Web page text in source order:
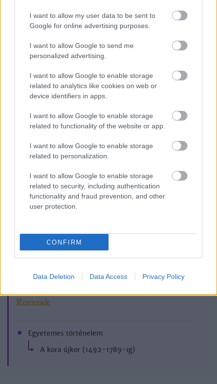
I want to allow my user data to be sent to
Google for online advertising purposes.
I want to allow Google to send me
personalized advertising.
I want to allow Google to enable storage
related to analytics like cookies on web or
device identifiers in apps.
I want to allow Google to enable storage
related to functionality of the website or app.
I want to allow Google to enable storage
related to personalization.
I want to allow Google to enable storage
related to security, including authentication
functionality and fraud prevention, and other
user protection.
CONFIRM
Data Deletion Data Access Privacy Policy
Tananyag
Egyetemes történelem
Közép-és Kelet-Európa a XVI-XVIII.
században
Lapszám
1999/3.
Korszak
Egyetemes történelem
A kora újkor (1492-1789-ig)